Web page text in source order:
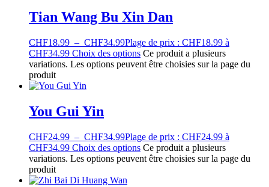
Tian Wang Bu Xin Dan
CHF18.99 – CHF34.99Plage de prix : CHF18.99 à
CHF34.99 Choix des options Ce produit a plusieurs
variations. Les options peuvent être choisies sur la page du
produit
You Gui Yin
CHF24.99 – CHF34.99Plage de prix : CHF24.99 à
CHF34.99 Choix des options Ce produit a plusieurs
variations. Les options peuvent être choisies sur la page du
produit